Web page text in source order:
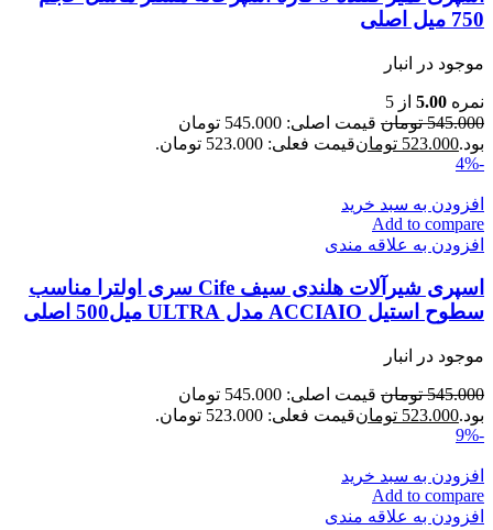
750 میل اصلی
موجود در انبار
نمره 5.00 از 5
545.000 تومان
قیمت اصلی: 545.000 تومان
بود.523.000 تومانقیمت فعلی: 523.000 تومان.
-4%
افزودن به سبد خرید
Add to compare
افزودن به علاقه مندی
اسپری شیرآلات هلندی سیف Cife سری اولترا مناسب
سطوح استیل ACCIAIO مدل ULTRA میل500 اصلی
موجود در انبار
545.000 تومان
قیمت اصلی: 545.000 تومان
بود.523.000 تومانقیمت فعلی: 523.000 تومان.
-9%
افزودن به سبد خرید
Add to compare
افزودن به علاقه مندی